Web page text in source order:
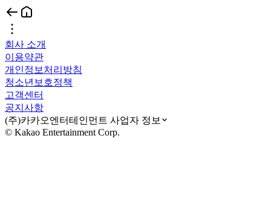
회사 소개
이용약관
개인정보처리방침
청소년보호정책
고객센터
공지사항
(주)카카오엔터테인먼트 사업자 정보
© Kakao Entertainment Corp.